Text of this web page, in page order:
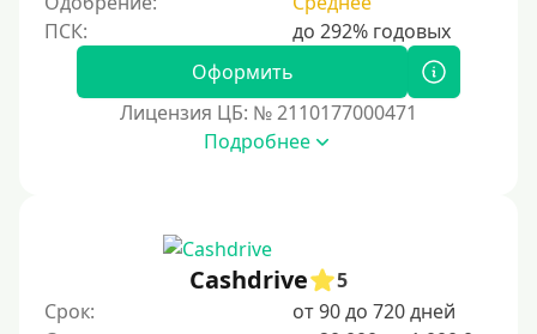
500 руб
1000 руб
6000 руб
Оформить
Лицензия ЦБ: № 2110177000471
Подробнее
Cashdrive
5
Срок:
от 90 до 720 дней